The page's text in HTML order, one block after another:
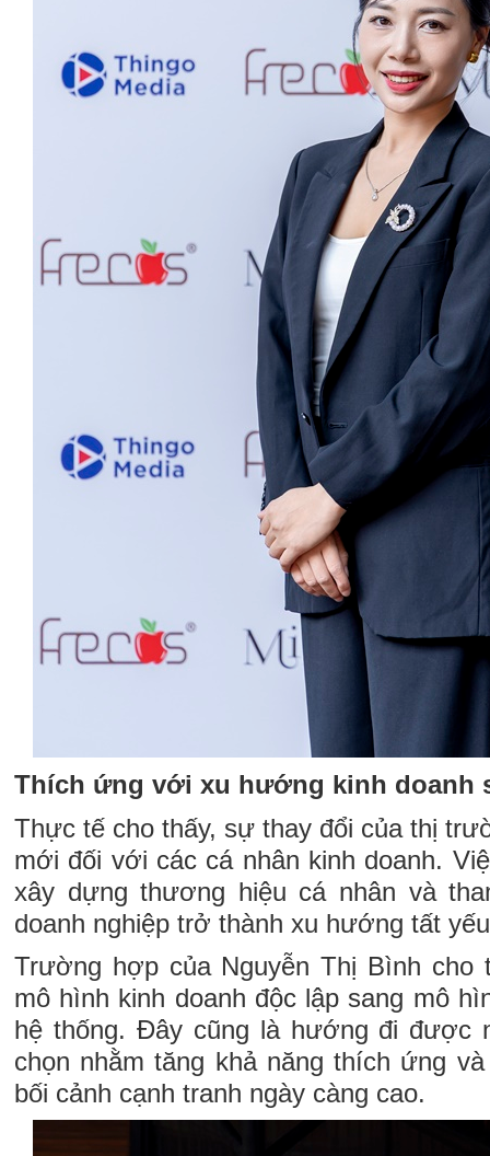
Thích ứng với xu hướng kinh doanh
Thực tế cho thấy, sự thay đổi của thị
mới đối với các cá nhân kinh doanh.
xây dựng thương hiệu cá nhân và
doanh nghiệp trở thành xu hướng tất
Trường hợp của Nguyễn Thị Bình cho
mô hình kinh doanh độc lập sang mô
hệ thống. Đây cũng là hướng đi được
chọn nhằm tăng khả năng thích ứng
bối cảnh cạnh tranh ngày càng cao.